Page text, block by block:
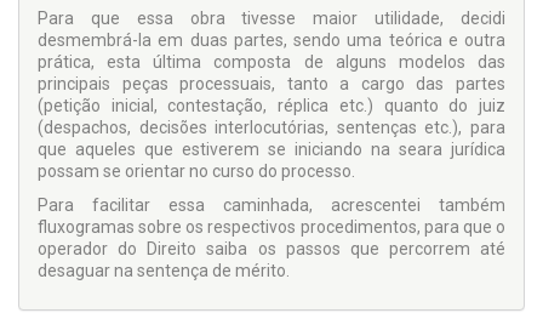
Para que essa obra tivesse maior utilidade, decidi
desmembrá-la em duas partes, sendo uma teórica e outra
prática, esta última composta de alguns modelos das
principais peças processuais, tanto a cargo das partes
(petição inicial, contestação, réplica etc.) quanto do juiz
(despachos, decisões interlocutórias, sentenças etc.), para
que aqueles que estiverem se iniciando na seara jurídica
possam se orientar no curso do processo.
Para facilitar essa caminhada, acrescentei também
fluxogramas sobre os respectivos procedimentos, para que o
operador do Direito saiba os passos que percorrem até
desaguar na sentença de mérito.